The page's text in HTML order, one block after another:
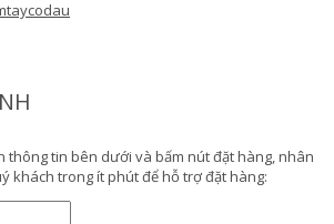
thông tin bên dưới và bấm nút đặt hàng, nhân
khách trong ít phút để hỗ trợ đặt hàng: